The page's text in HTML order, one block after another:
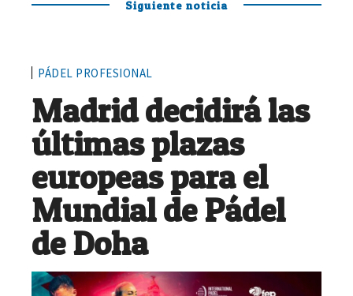
Siguiente noticia
PÁDEL PROFESIONAL
Madrid decidirá las
últimas plazas
europeas para el
Mundial de Pádel
de Doha